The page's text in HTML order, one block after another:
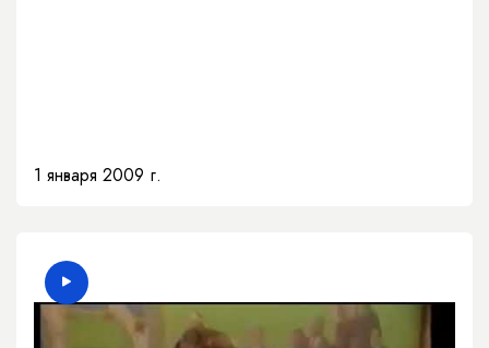
1 января 2009 г.